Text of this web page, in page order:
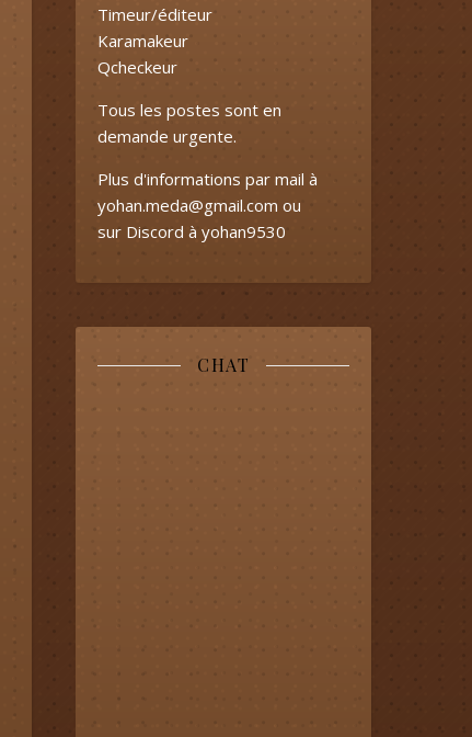
Timeur/éditeur
Karamakeur
Qcheckeur
Tous les postes sont en
demande urgente.
Plus d'informations par mail à
yohan.meda@gmail.com ou
sur Discord à yohan9530
CHAT